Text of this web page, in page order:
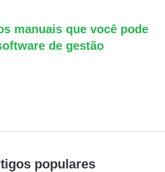
manuais que você pode
de gestão
populares